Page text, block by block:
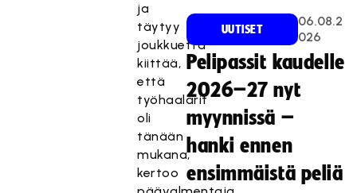
ja
täytyy
joukkuetta
kiittää,
että
työhaalarit
oli
tänään
mukana,
kertoo
Tä
m
UUTISET
06.08.2
026
Pelipassit kaudelle
2026–27 nyt
myynnissä –
hanki ennen
ensimmäistä peliä